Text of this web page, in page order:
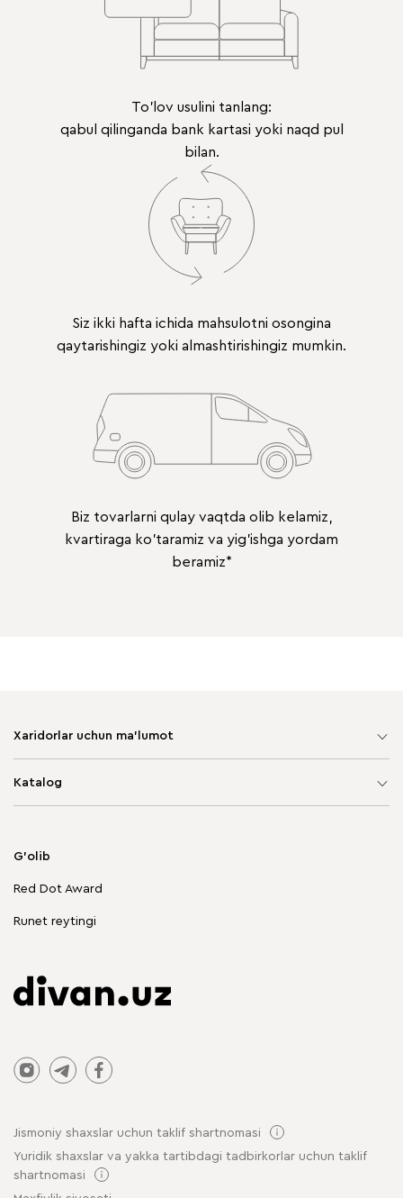
To'lov usulini tanlang:
qabul qilinganda bank kartasi yoki naqd pul
bilan.
Siz ikki hafta ichida mahsulotni osongina
qaytarishingiz yoki almashtirishingiz mumkin.
Biz tovarlarni qulay vaqtda olib kelamiz,
kvartiraga ko'taramiz va yig'ishga yordam
beramiz*
Xaridorlar uchun ma'lumot
Katalog
G'olib
Red Dot Award
Runet reytingi
Jismoniy shaxslar uchun taklif shartnomasi
Yuridik shaxslar va yakka tartibdagi tadbirkorlar uchun taklif
shartnomasi